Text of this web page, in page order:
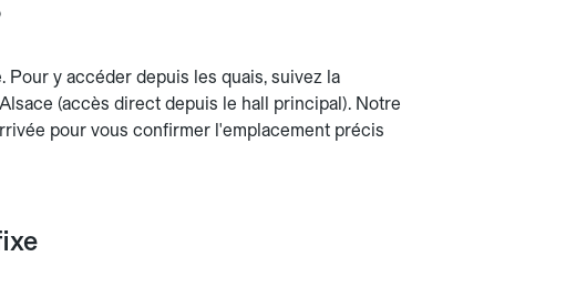
y accéder depuis les quais, suivez la
(accès direct depuis le hall principal). Notre
pour vous confirmer l'emplacement précis